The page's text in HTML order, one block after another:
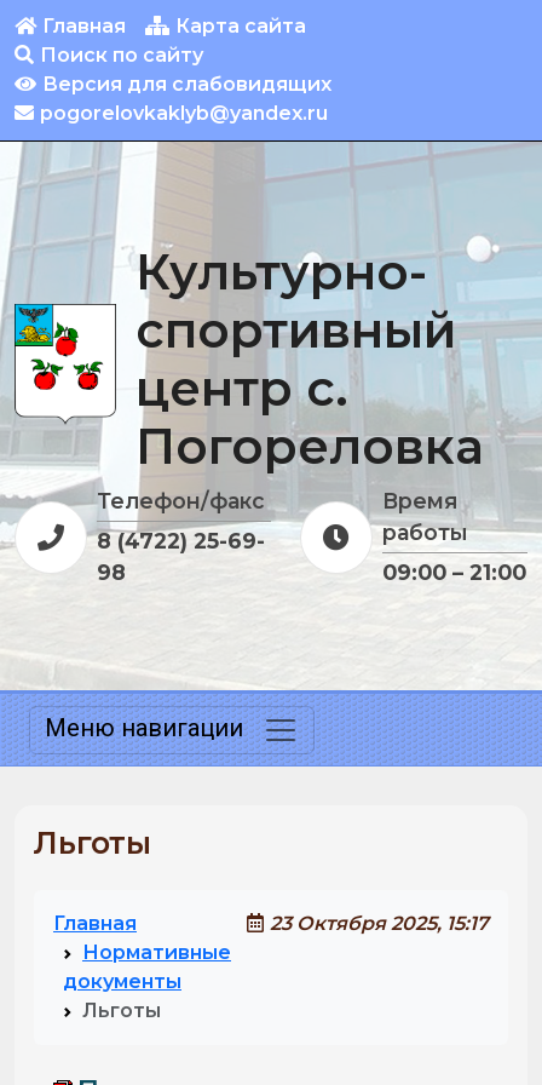
Главная
Карта сайта
Поиск по сайту
Версия для слабовидящих
pogorelovkaklyb@yandex.ru
Культурно-
спортивный
центр с.
Погореловка
Телефон/факс
8 (4722) 25-69-
98
Время
работы
09:00 – 21:00
Меню навигации
Льготы
Главная
Нормативные
документы
Льготы
23 Октября 2025, 15:17